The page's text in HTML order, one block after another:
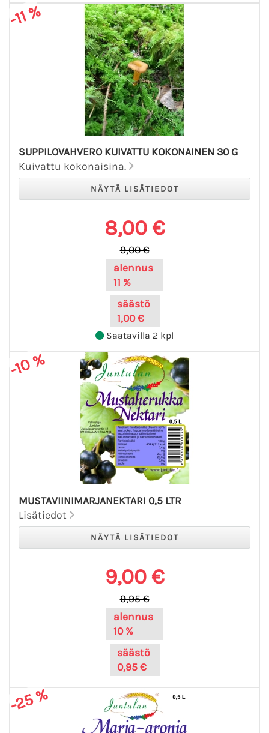
-11 %
SUPPILOVAHVERO KUIVATTU KOKONAINEN 30 G
Kuivattu kokonaisina.
8,00 €
9,00 €
alennus
11 %
säästö
1,00 €
Saatavilla 2 kpl
-10 %
MUSTAVIINIMARJANEKTARI 0,5 LTR
Lisätiedot
9,00 €
9,95 €
alennus
10 %
säästö
0,95 €
-25 %